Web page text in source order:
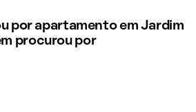
por apartamento em Jardim
procurou por